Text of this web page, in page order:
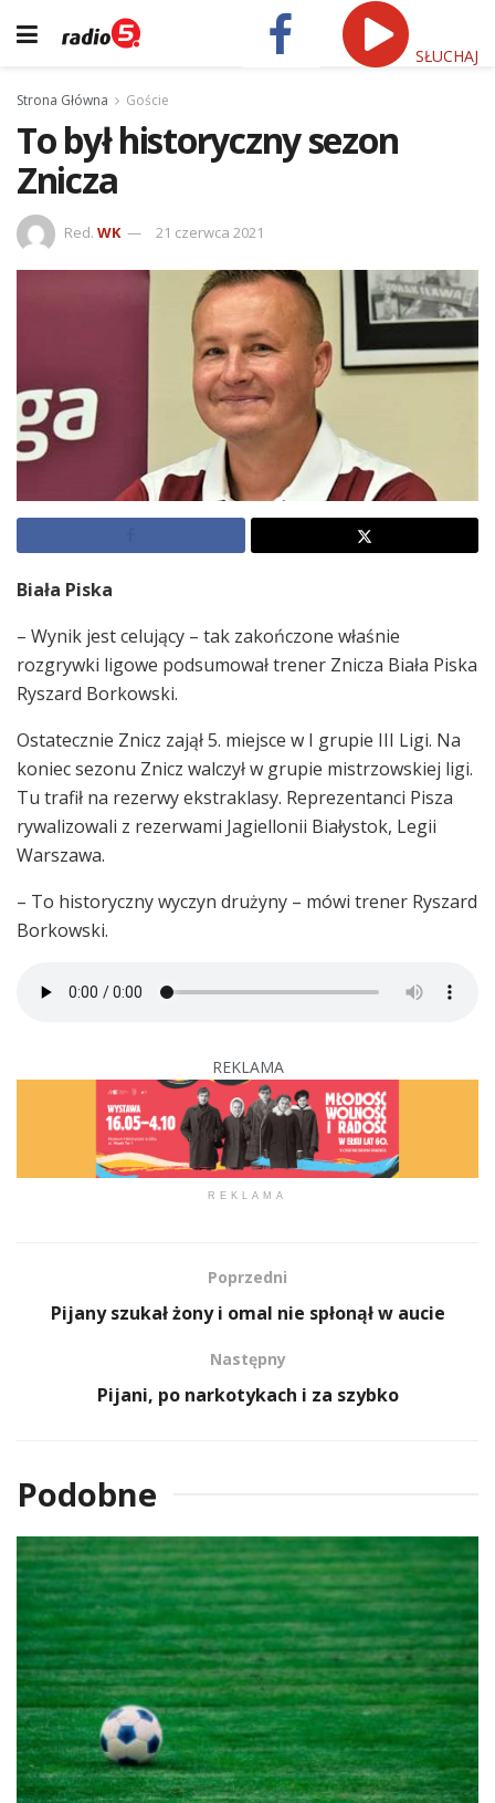
SŁUCHAJ
Strona Główna Goście
To był historyczny sezon
Znicza
Red. WK 21 czerwca 2021
Biała Piska
– Wynik jest celujący – tak zakończone właśnie
rozgrywki ligowe podsumował trener Znicza Biała Piska
Ryszard Borkowski.
Ostatecznie Znicz zajął 5. miejsce w I grupie III Ligi. Na
koniec sezonu Znicz walczył w grupie mistrzowskiej ligi.
Tu trafił na rezerwy ekstraklasy. Reprezentanci Pisza
rywalizowali z rezerwami Jagiellonii Białystok, Legii
Warszawa.
– To historyczny wyczyn drużyny – mówi trener Ryszard
Borkowski.
REKLAMA
REKLAMA
Poprzedni
Pijany szukał żony i omal nie spłonął w aucie
Następny
Pijani, po narkotykach i za szybko
Podobne